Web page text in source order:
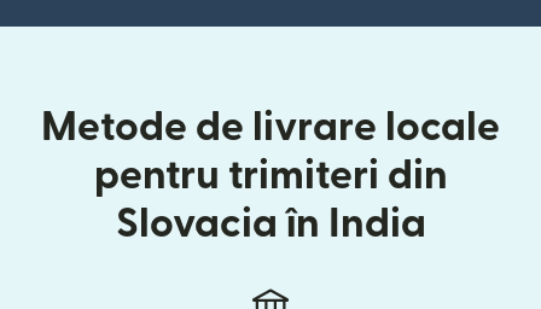
Metode de livrare locale
pentru trimiteri din
Slovacia în India